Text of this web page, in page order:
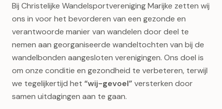
Bij Christelijke Wandelsportvereniging Marijke zetten wij
ons in voor het bevorderen van een gezonde en
verantwoorde manier van wandelen door deel te
nemen aan georganiseerde wandeltochten van bij de
wandelbonden aangesloten verenigingen. Ons doel is
om onze conditie en gezondheid te verbeteren, terwijl
we tegelijkertijd het “wij-gevoel”versterken door
samen uitdagingen aan te gaan.